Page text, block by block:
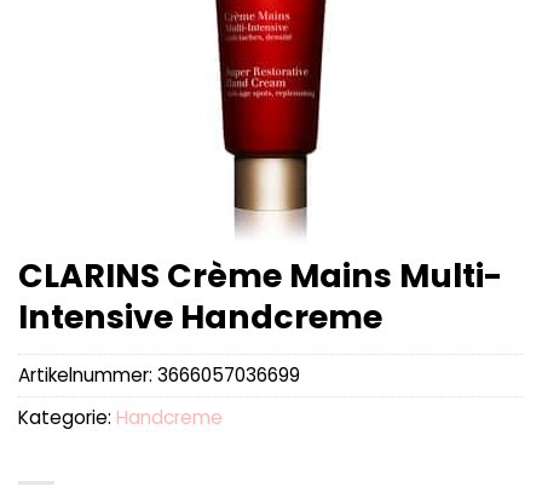
CLARINS Crème Mains Multi-
Intensive Handcreme
Artikelnummer: 3666057036699
Kategorie: Handcreme